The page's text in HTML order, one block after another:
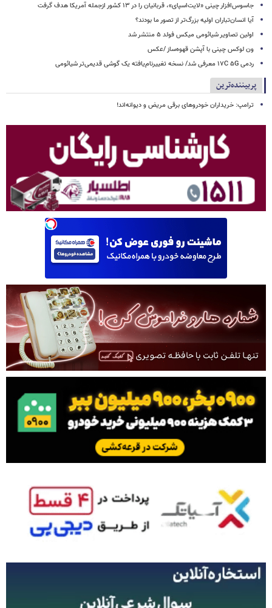
جاسوس‌افزار چینی «لایت‌اسپای»، قربانیان را در ۱۳ کشور ازجمله آمریکا هدف گرفت
آیا انسان‌تباران اولیه بزرگ‌تر از تصور ما بودند؟
اولین تصاویر شیائومی میکس فولد ۵ منتشر شد
ون لوکس چینی با آپشن قهوه‌ساز /عکس
ردمی ۱۷C ۵G معرفی شد/ نسخه تغییرنام‌یافته یک گوشی قدیمی‌تر شیائومی
پربیننده‌ترین
ترامپ: خریداران خودروهای برقی مریض و دیوانه‌اند!